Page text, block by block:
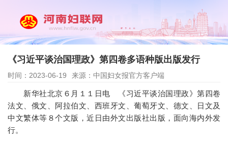
《习近平谈治国理政》第四卷多语种版出版发行
时间：2023-06-19 来源：中国妇女报官方客户端
新华社北京６月１１日电 《习近平谈治国理政》第四卷
法文、俄文、阿拉伯文、西班牙文、葡萄牙文、德文、日文及
中文繁体等８个文版，近日由外文出版社出版，面向海内外发
行。